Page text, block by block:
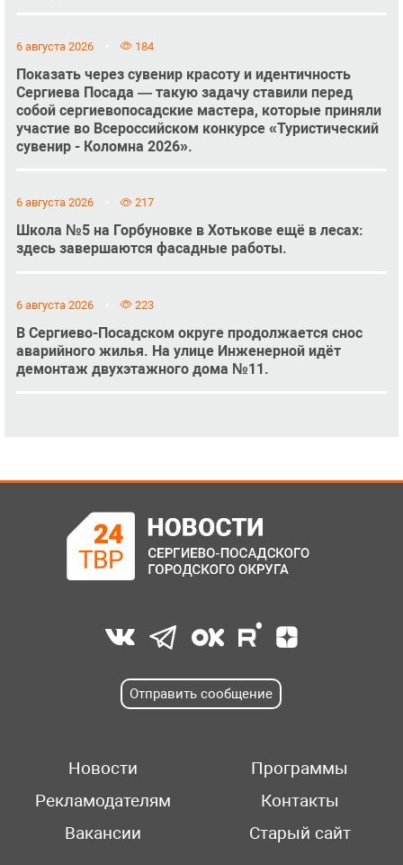
6 августа 2026 184
Показать через сувенир красоту и идентичность
Сергиева Посада — такую задачу ставили перед
собой сергиевопосадские мастера, которые приняли
участие во Всероссийском конкурсе «Туристический
сувенир - Коломна 2026».
6 августа 2026 217
Школа №5 на Горбуновке в Хотькове ещё в лесах:
здесь завершаются фасадные работы.
6 августа 2026 223
В Сергиево-Посадском округе продолжается снос
аварийного жилья. На улице Инженерной идёт
демонтаж двухэтажного дома №11.
Отправить сообщение
Новости
Программы
Рекламодателям
Контакты
Вакансии
Старый сайт